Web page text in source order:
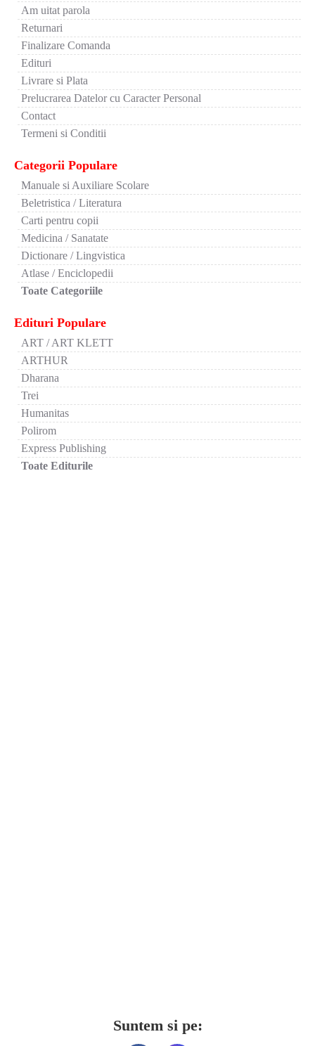
Am uitat parola
Returnari
Finalizare Comanda
Edituri
Livrare si Plata
Prelucrarea Datelor cu Caracter Personal
Contact
Termeni si Conditii
Categorii Populare
Manuale si Auxiliare Scolare
Beletristica / Literatura
Carti pentru copii
Medicina / Sanatate
Dictionare / Lingvistica
Atlase / Enciclopedii
Toate Categoriile
Edituri Populare
ART / ART KLETT
ARTHUR
Dharana
Trei
Humanitas
Polirom
Express Publishing
Toate Editurile
Suntem si pe: